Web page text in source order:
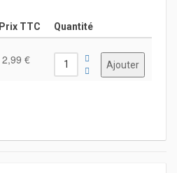
Prix TTC Quantité
2,99 €